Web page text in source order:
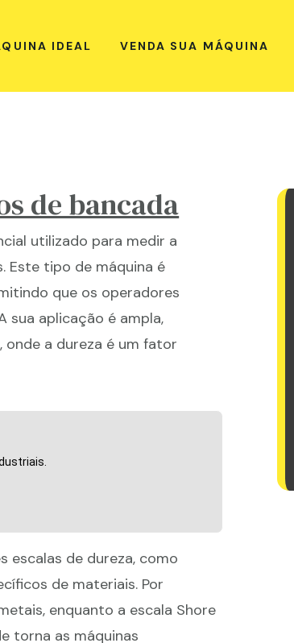
IDEAL VENDA SUA MÁQUINA
de bancada
utilizado para medir a
Este tipo de máquina é
que os operadores
sua aplicação é ampla,
a dureza é um fator
escalas de dureza, como
de materiais. Por
enquanto a escala Shore
torna as máquinas